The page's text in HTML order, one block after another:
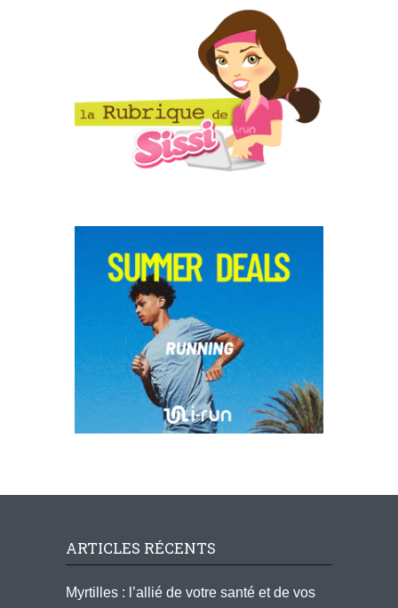
ARTICLES RÉCENTS
Myrtilles : l’allié de votre santé et de vos